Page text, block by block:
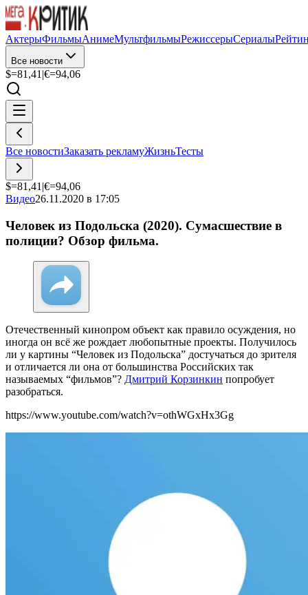
АктерыФильмыАнимеМультфильмыРежиссерыСериалы
Все новости
$=81,41 |€=94,06
Все новостиЗаказать рекламуЖизньТесты
$=81,41 |€=94,06
Видео26.11.2020 в 17:05
Человек из Подольска (2020). Сумасшествие в
полиции? Обзор фильма.
Отечественный кинопром объект как правило осуждения, но
иногда он всё же рождает любопытные проекты. Получилось
ли у картины “Человек из Подольска” достучаться до зрителя
и отличается ли она от большинства Российских так
называемых “фильмов”? Дмитрий Корзинкин попробует
разобраться.
https://www.youtube.com/watch?v=othWGxHx3Gg